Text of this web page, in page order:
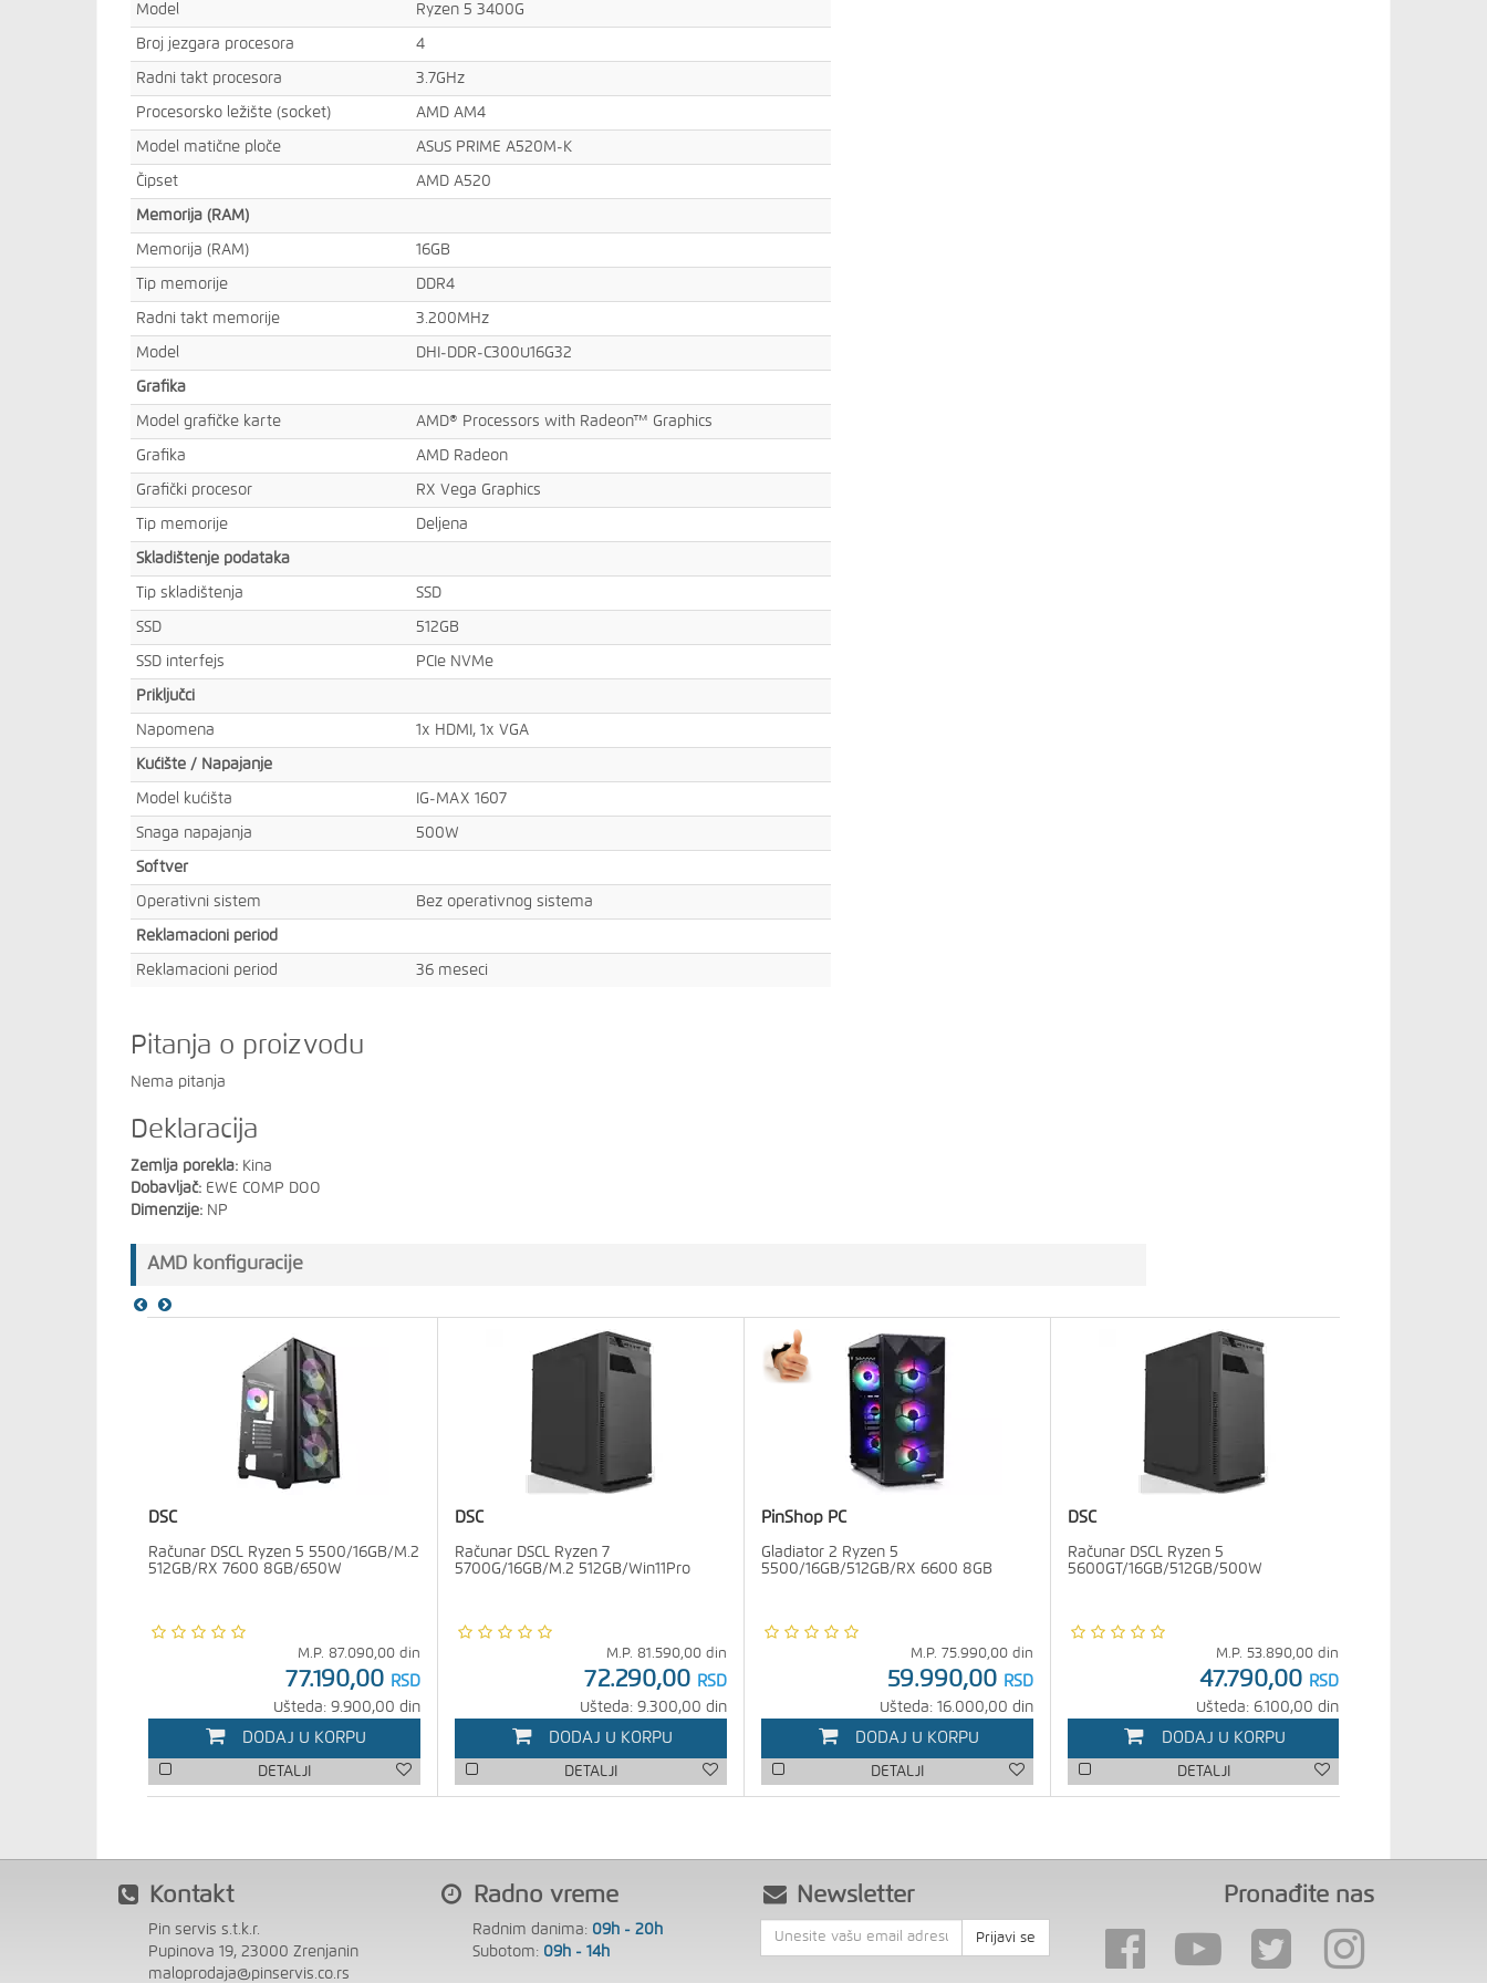
Model Ryzen 5 3400G
Broj jezgara procesora 4
Radni takt procesora 3.7GHz
Procesorsko ležište (socket) AMD AM4
Model matične ploče ASUS PRIME A520M-K
Čipset AMD A520
Memorija (RAM)
Memorija (RAM) 16GB
Tip memorije DDR4
Radni takt memorije 3.200MHz
Model DHI-DDR-C300U16G32
Grafika
Model grafičke karte AMD® Processors with Radeon™ Graphics
Grafika AMD Radeon
Grafički procesor RX Vega Graphics
Tip memorije Deljena
Skladištenje podataka
Tip skladištenja SSD
SSD 512GB
SSD interfejs PCIe NVMe
Priključci
Napomena 1x HDMI, 1x VGA
Kućište / Napajanje
Model kućišta IG-MAX 1607
Snaga napajanja 500W
Softver
Operativni sistem Bez operativnog sistema
Reklamacioni period
Reklamacioni period 36 meseci
Pitanja o proizvodu
Nema pitanja
Deklaracija
Zemlja porekla: Kina
Dobavljač: EWE COMP DOO
Dimenzije: NP
AMD konfiguracije
DSC
Računar DSCL Ryzen 5 5500/16GB/M.2
512GB/RX 7600 8GB/650W
M.P. 87.090,00 din
77.190,00 RSD
Ušteda: 9.900,00 din
DODAJ U KORPU
DETALJI
DSC
Računar DSCL Ryzen 7
5700G/16GB/M.2 512GB/Win11Pro
M.P. 81.590,00 din
72.290,00 RSD
Ušteda: 9.300,00 din
DODAJ U KORPU
DETALJI
PinShop PC
Gladiator 2 Ryzen 5
5500/16GB/512GB/RX 6600 8GB
M.P. 75.990,00 din
59.990,00 RSD
Ušteda: 16.000,00 din
DODAJ U KORPU
DETALJI
DSC
Računar DSCL Ryzen 5
5600GT/16GB/512GB/500W
M.P. 53.890,00 din
47.790,00 RSD
Ušteda: 6.100,00 din
DODAJ U KORPU
DETALJI
Kontakt
Pin servis s.t.k.r.
Pupinova 19, 23000 Zrenjanin
maloprodaja@pinservis.co.rs
Radno vreme
Radnim danima: 09h - 20h
Subotom: 09h - 14h
Newsletter
Prijavi se
Pronađite nas